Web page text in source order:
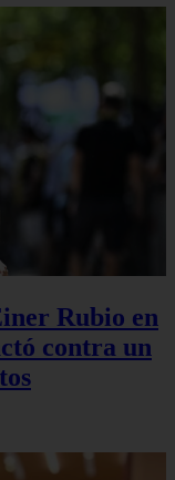
Rubio en
contra un